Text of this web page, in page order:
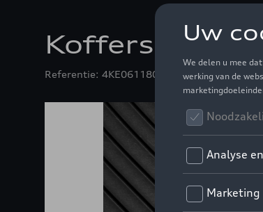
Kofferschaal
Referentie: 4KE061180B